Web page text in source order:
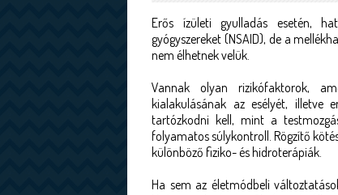
Erős ízületi gyulladás esetén,
gyógyszereket (NSAID), de a
nem élhetnek velük.
Vannak olyan rizikófaktorok,
kialakulásának az esélyét, illetve
tartózkodni kell, mint a
folyamatos súlykontroll. Rögzítő
különböző fiziko- és hidroterápiák.
Ha sem az életmódbeli